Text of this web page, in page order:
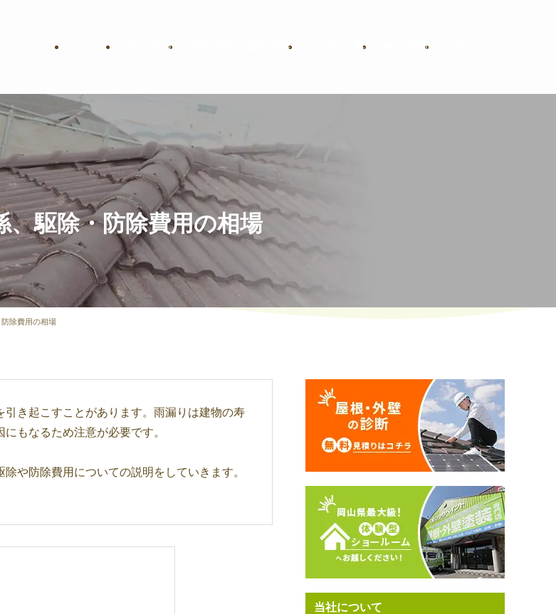
ホーム 会社案内 外壁塗装・屋根塗装 その他工事 施工事例
駆除・防除費用の相場
除費用の相場
き起こすことがあります。雨漏りは建物の寿
もなるため注意が必要です。
や防除費用についての説明をしていきます。
当社について